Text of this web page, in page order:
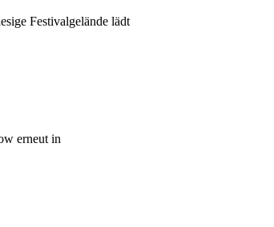
Festivalgelände lädt
erneut in